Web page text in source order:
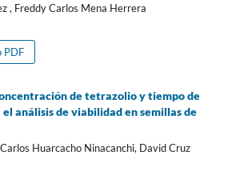
, Freddy Carlos Mena Herrera
PDF
de tetrazolio y tiempo de
análisis de viabilidad en semillas de
Huarcacho Ninacanchi, David Cruz